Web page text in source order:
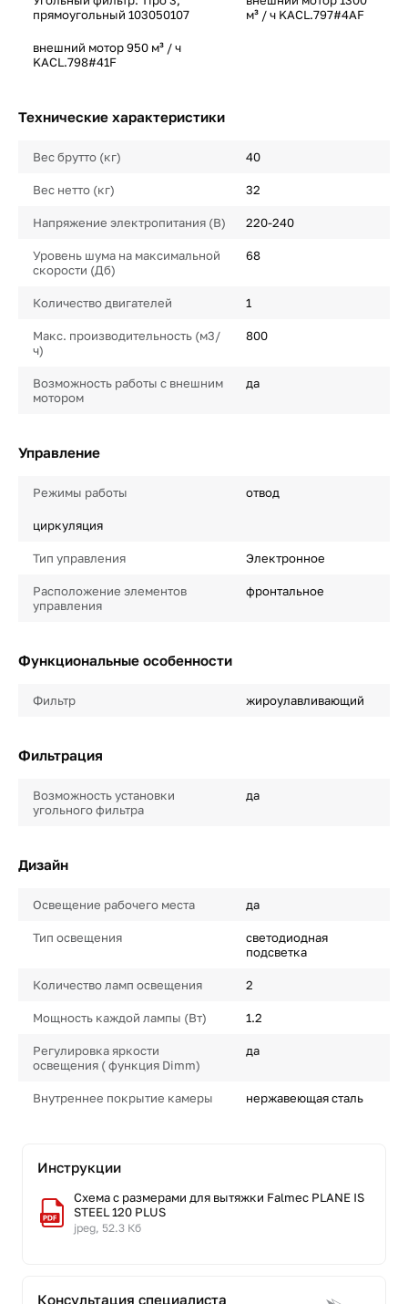
прямоугольный 103050107
м³ / ч KACL.797#4AF
внешний мотор 950 м³ / ч
KACL.798#41F
Технические характеристики
Вес брутто (кг) 40
Вес нетто (кг) 32
Напряжение электропитания (В) 220-240
Уровень шума на максимальной
скорости (Дб)
68
Количество двигателей 1
Макс. производительность (м3/
ч)
800
Возможность работы с внешним
мотором
да
Управление
Режимы работы отвод
циркуляция
Тип управления Электронное
Расположение элементов
управления
фронтальное
Функциональные особенности
Фильтр жироулавливающий
Фильтрация
Возможность установки
угольного фильтра
да
Дизайн
Освещение рабочего места да
Тип освещения
светодиодная
подсветка
Количество ламп освещения 2
Мощность каждой лампы (Вт) 1.2
Регулировка яркости
освещения ( функция Dimm)
да
Внутреннее покрытие камеры нержавеющая сталь
Инструкции
Схема с размерами для вытяжки Falmec PLANE IS
STEEL 120 PLUS
jpeg, 52.3 Кб
Консультация специалиста